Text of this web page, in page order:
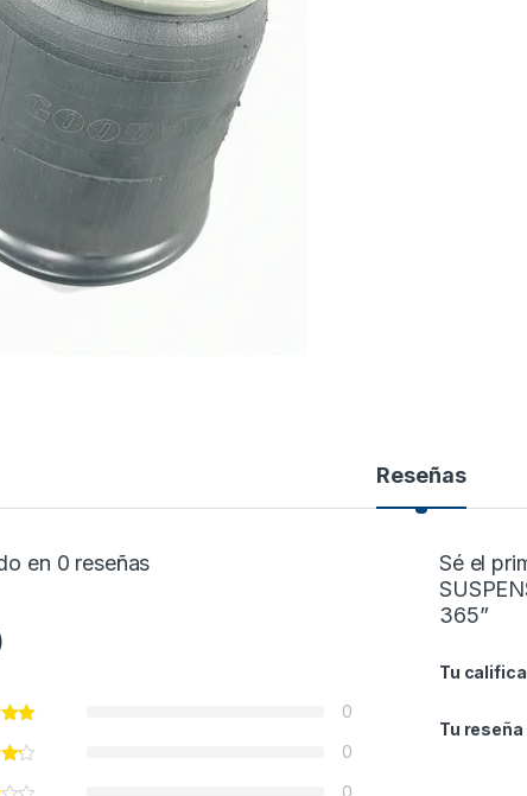
Reseñas
en 0 reseñas
0
0
Sé el
365”
Tu
Tu reseña